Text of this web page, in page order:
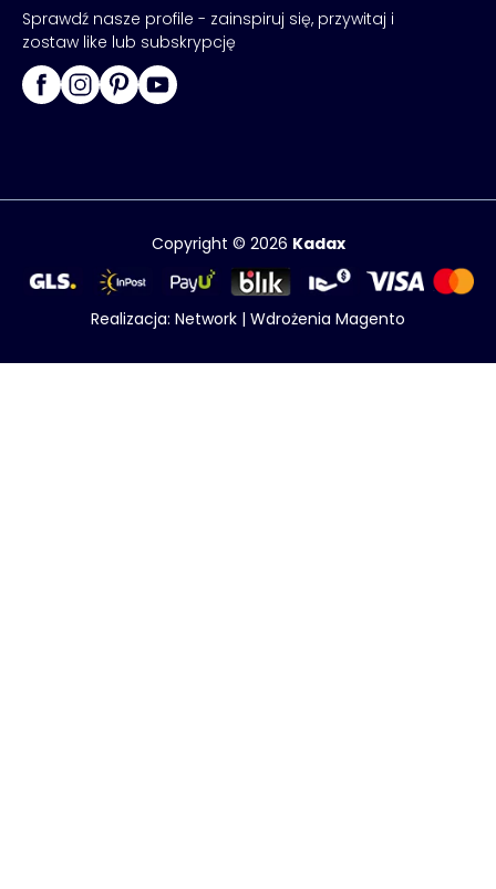
Sprawdź nasze profile - zainspiruj się, przywitaj i
zostaw like lub subskrypcję
Copyright © 2026 Kadax
Realizacja: Network | Wdrożenia Magento